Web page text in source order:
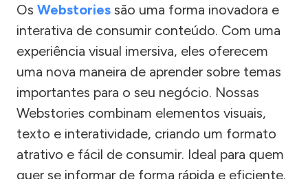
Os Webstories são uma forma inovadora e
interativa de consumir conteúdo. Com uma
experiência visual imersiva, eles oferecem
uma nova maneira de aprender sobre temas
importantes para o seu negócio. Nossas
Webstories combinam elementos visuais,
texto e interatividade, criando um formato
atrativo e fácil de consumir. Ideal para quem
quer se informar de forma rápida e eficiente.